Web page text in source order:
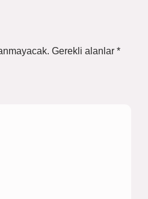
Gerekli alanlar *